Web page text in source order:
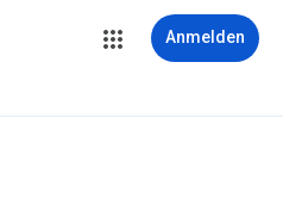
Anmelden